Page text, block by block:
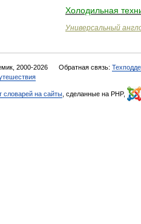
Холодильная
Универсальный
2000-2026 Обратная связь:
словарей на сайты , сделанные на PHP,